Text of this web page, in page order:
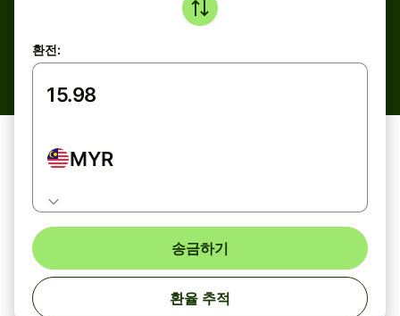
환전:
MYR
송금하기
환율 추적